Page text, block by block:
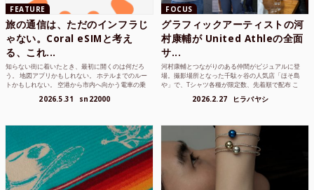
FEATURE
旅の通信は、ただのインフラじ
ゃない。Coral eSIMと考え
る、これ...
知らない街に着いたとき、最初に開くのは何だろ
う。 地図アプリかもしれない。 ホテルまでのルー
トかもしれない。 空港から市内へ向かう電車の乗
2026.5.31 sn22000
FOCUS
グラフィックアーティストの河
村康輔が United Athleの全面
サ...
河村康輔とつながりのある仲間がビジュアルに登
場。撮影場所となった千駄ヶ谷の人気店「ほそ島
や」で、Tシャツ各種が限定数、先着順で配布 こ
2026.2.27 ヒラバヤシ